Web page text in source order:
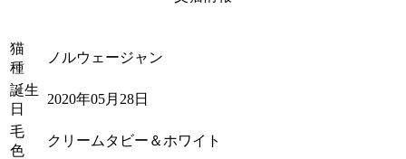
猫
種
ノルウェージャン
誕生
日
2020年05月28日
毛
色
クリームタビー＆ホワイト